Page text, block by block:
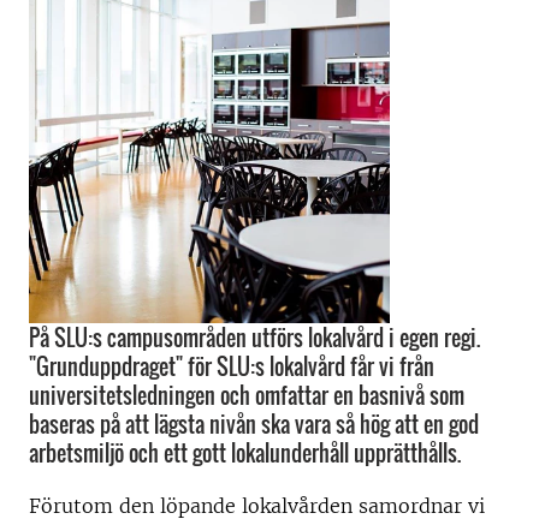
På SLU:s campusområden utförs lokalvård i egen regi.
"Grunduppdraget" för SLU:s lokalvård får vi från
universitetsledningen och omfattar en basnivå som
baseras på att lägsta nivån ska vara så hög att en god
arbetsmiljö och ett gott lokalunderhåll upprätthålls.
Förutom den löpande lokalvården samordnar vi